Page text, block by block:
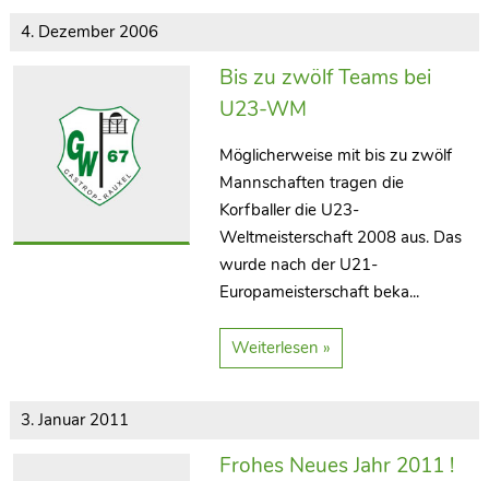
4. Dezember 2006
Bis zu zwölf Teams bei
U23-WM
Möglicherweise mit bis zu zwölf
Mannschaften tragen die
Korfballer die U23-
Weltmeisterschaft 2008 aus. Das
wurde nach der U21-
Europameisterschaft beka...
Weiterlesen »
3. Januar 2011
Frohes Neues Jahr 2011 !